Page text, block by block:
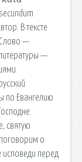
В тексте
—
—
по Евангелию
святую
о
исповеди перед